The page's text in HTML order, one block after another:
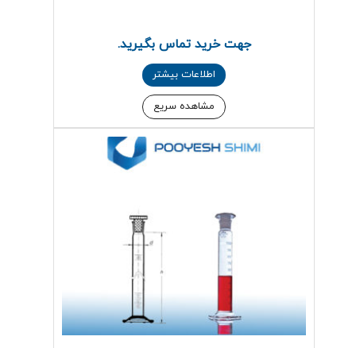
جهت خرید تماس بگیرید.
اطلاعات بیشتر
مشاهده سریع